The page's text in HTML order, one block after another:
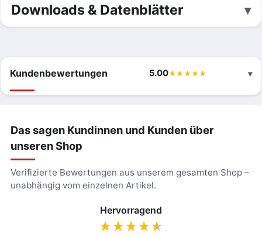
Downloads & Datenblätter
Kundenbewertungen 5.00
Das sagen Kundinnen und Kunden über
unseren Shop
Verifizierte Bewertungen aus unserem gesamten Shop –
unabhängig vom einzelnen Artikel.
Hervorragend